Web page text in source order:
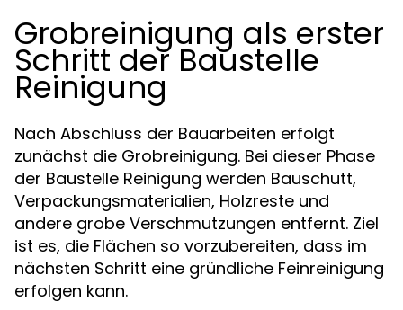
Grobreinigung als erster
Schritt der Baustelle
Reinigung
Nach Abschluss der Bauarbeiten erfolgt
zunächst die Grobreinigung. Bei dieser Phase
der Baustelle Reinigung werden Bauschutt,
Verpackungsmaterialien, Holzreste und
andere grobe Verschmutzungen entfernt. Ziel
ist es, die Flächen so vorzubereiten, dass im
nächsten Schritt eine gründliche Feinreinigung
erfolgen kann.